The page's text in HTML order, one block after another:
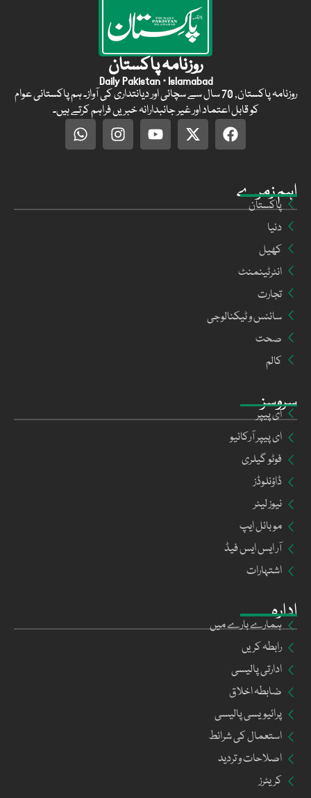
ادارہ
ہمارے بارے میں
رابطہ کریں
ادارتی پالیسی
ضابطہ اخلاق
پرائیویسی پالیسی
استعمال کی شرائط
اصلاحات و تردید
کریئرز
سروسز
ای پیپر
ای پیپر آرکائیو
فوٹو گیلری
ڈاؤنلوڈز
نیوز لیٹر
موبائل ایپ
آر ایس ایس فیڈ
اشتہارات
اہم زمرے
پاکستان
دنیا
کھیل
انٹرٹینمنٹ
تجارت
سائنس و ٹیکنالوجی
صحت
کالم
روزنامہ پاکستان
Daily Pakistan · Islamabad
روزنامہ پاکستان, 70 سال سے سچائی اور دیانتداری کی آواز۔ ہم پاکستانی عوام
کو قابل اعتماد اور غیر جانبدارانہ خبریں فراہم کرتے ہیں۔